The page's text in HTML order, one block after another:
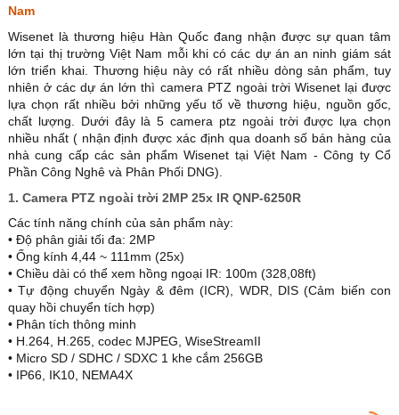
Nam
Wisenet là thương hiệu Hàn Quốc đang nhận được sự quan tâm
lớn tại thị trường Việt Nam mỗi khi có các dự án an ninh giám sát
lớn triển khai. Thương hiệu này có rất nhiều dòng sản phẩm, tuy
nhiên ở các dự án lớn thì camera PTZ ngoài trời Wisenet lại được
lựa chọn rất nhiều bởi những yếu tố về thương hiệu, nguồn gốc,
chất lượng. Dưới đây là 5 camera ptz ngoài trời được lựa chọn
nhiều nhất ( nhận định được xác định qua doanh số bán hàng của
nhà cung cấp các sản phẩm Wisenet tại Việt Nam - Công ty Cổ
Phần Công Nghê và Phân Phối DNG).
1. Camera PTZ ngoài trời 2MP 25x IR QNP-6250R
Các tính năng chính của sản phẩm này:
• Độ phân giải tối đa: 2MP
• Ống kính 4,44 ~ 111mm (25x)
• Chiều dài có thể xem hồng ngoại IR: 100m (328,08ft)
• Tự động chuyển Ngày & đêm (ICR), WDR, DIS (Cảm biến con
quay hồi chuyển tích hợp)
• Phân tích thông minh
• H.264, H.265, codec MJPEG, WiseStreamII
• Micro SD / SDHC / SDXC 1 khe cắm 256GB
• IP66, IK10, NEMA4X